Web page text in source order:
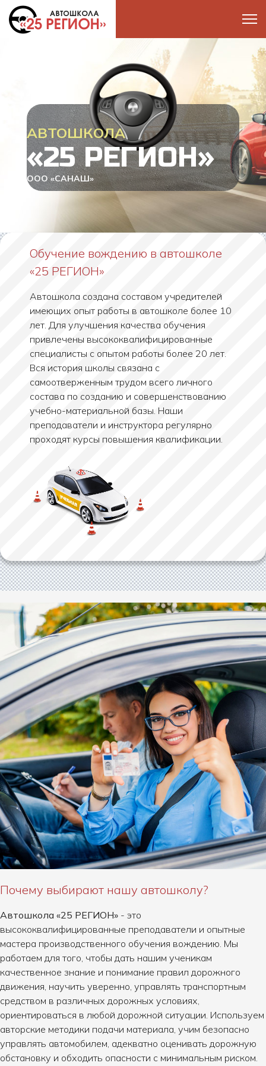
АВТОШКОЛА
«25 РЕГИОН»
ООО «САНАШ»
Обучение вождению в автошколе
«25 РЕГИОН»
Автошкола создана составом учредителей
имеющих опыт работы в автошколе более 10
лет. Для улучшения качества обучения
привлечены высококвалифицированные
специалисты с опытом работы более 20 лет.
Вся история школы связана с
самоотверженным трудом всего личного
состава по созданию и совершенствованию
учебно-материальной базы. Наши
преподаватели и инструктора регулярно
проходят курсы повышения квалификации.
Почему выбирают нашу автошколу?
Автошкола «25 РЕГИОН» - это
высококвалифицированные преподаватели и опытные
мастера производственного обучения вождению. Мы
работаем для того, чтобы дать нашим ученикам
качественное знание и понимание правил дорожного
движения, научить уверенно, управлять транспортным
средством в различных дорожных условиях,
ориентироваться в любой дорожной ситуации. Используем
авторские методики подачи материала, учим безопасно
управлять автомобилем, адекватно оценивать дорожную
обстановку и обходить опасности с минимальным риском.